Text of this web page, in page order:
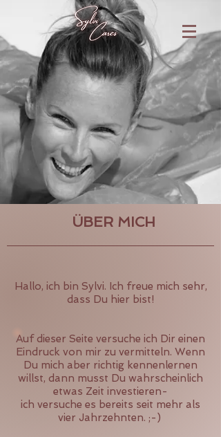
ÜBER MICH
Hallo, ich bin Sylvi. Ich freue mich sehr,
dass Du hier bist!
Auf dieser Seite versuche ich Dir einen
Eindruck von mir zu vermitteln. Wenn
Du mich aber richtig kennenlernen
willst, dann musst Du wahrscheinlich
etwas Zeit investieren-
ich versuche es bereits seit mehr als
vier Jahrzehnten. ;-)